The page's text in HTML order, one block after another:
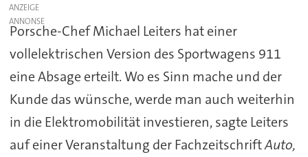
ANZEIGE
Porsche-Chef Michael Leiters hat einer
vollelektrischen Version des Sportwagens 911
eine Absage erteilt. Wo es Sinn mache und der
Kunde das wünsche, werde man auch weiterhin
in die Elektromobilität investieren, sagte Leiters
auf einer Veranstaltung der FachzeitschriftAuto,